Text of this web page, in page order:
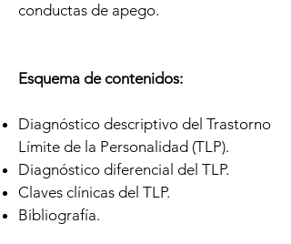
conductas de apego.
Esquema de contenidos:
Diagnóstico descriptivo del Trastorno
Límite de la Personalidad (TLP).
Diagnóstico diferencial del TLP.
Claves clínicas del TLP.
Bibliografía.